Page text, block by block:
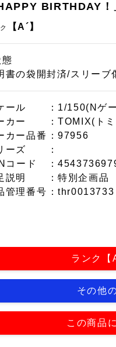
HAPPY BIRTHDAY
【A´】
書の袋開封済/スリーブ
ール
：1/150(Nゲ
カー
：TOMIX(ト
カー品番
：97956
ーズ
：
コード
：
説明
：特別企画品
管理番号 ：thr0013733
ランク【
その他
この商品